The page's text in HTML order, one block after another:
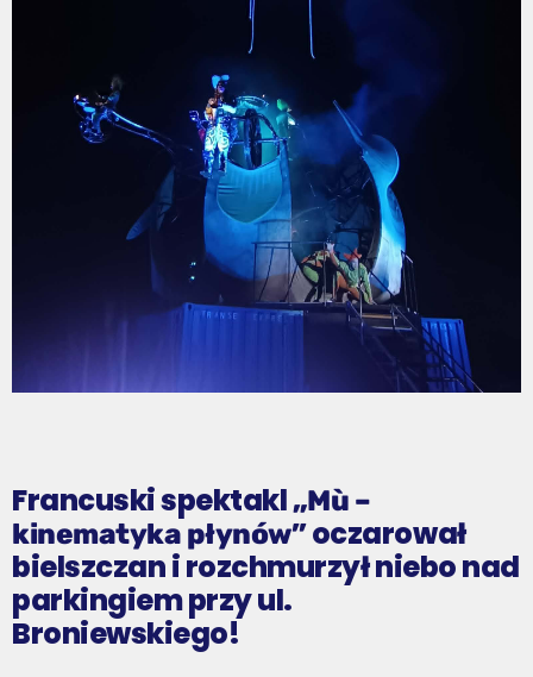
Francuski spektakl„Mù –
kinematyka płynów”oczarował
bielszczan i rozchmurzył niebo nad
parkingiem przy ul.
Broniewskiego!